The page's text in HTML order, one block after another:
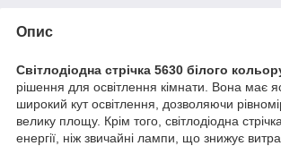
Опис
Світлодіодна стрічка 5630 білого
рішення для освітлення кімнати. Вона має
широкий кут освітлення, дозволяючи
велику площу. Крім того, світлодіодна
енергії, ніж звичайні лампи, що знижує